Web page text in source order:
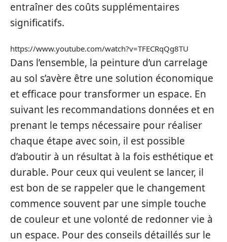
entraîner des coûts supplémentaires
significatifs.
https://www.youtube.com/watch?v=TFECRqQg8TU
Dans l’ensemble, la peinture d’un carrelage
au sol s’avère être une solution économique
et efficace pour transformer un espace. En
suivant les recommandations données et en
prenant le temps nécessaire pour réaliser
chaque étape avec soin, il est possible
d’aboutir à un résultat à la fois esthétique et
durable. Pour ceux qui veulent se lancer, il
est bon de se rappeler que le changement
commence souvent par une simple touche
de couleur et une volonté de redonner vie à
un espace. Pour des conseils détaillés sur le